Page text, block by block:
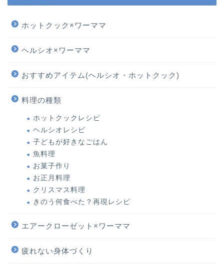
ホットクック×ワーママ
ヘルシオ×ワーママ
おすすめアイテム(ヘルシオ・ホットクック)
料理の種類
ホットクックレシピ
ヘルシオレシピ
子どもが好きなごはん
魚料理
お菓子作り
お正月料理
クリスマス料理
きのう何食べた？再現レシピ
エアークローゼット×ワーママ
疲れない身体づくり